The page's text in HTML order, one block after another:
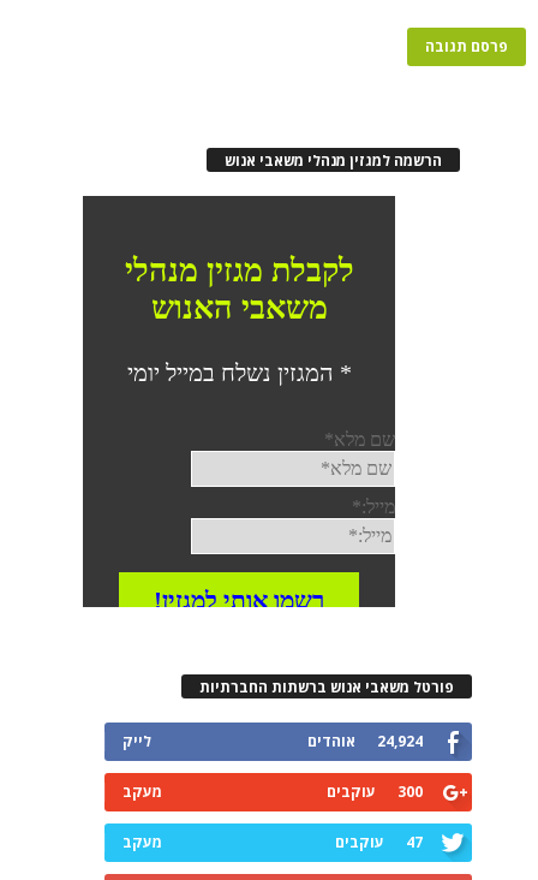
הרשמה למגזין מנהלי משאבי אנוש
פורטל משאבי אנוש ברשתות החברתיות
24,924 אוהדים לייק
300 עוקבים מעקב
47 עוקבים מעקב